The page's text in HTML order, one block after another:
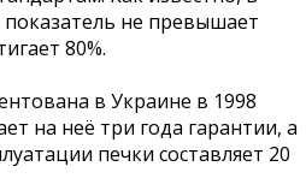
не превышает
80%.
в Украине в 1998
на неё три года гарантии, а
печки составляет 20